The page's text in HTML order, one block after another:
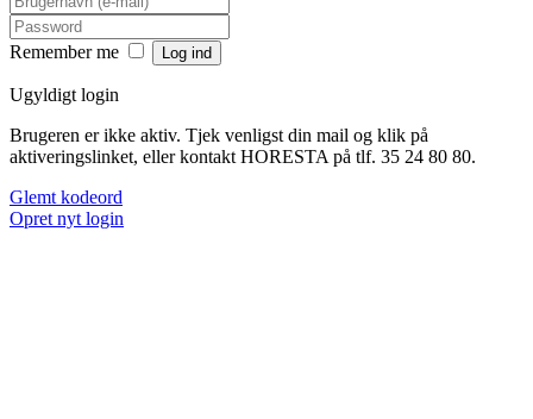
Remember me
Ugyldigt login
Brugeren er ikke aktiv. Tjek venligst din mail og klik på
aktiveringslinket, eller kontakt HORESTA på tlf. 35 24 80 80.
Glemt kodeord
Opret nyt login